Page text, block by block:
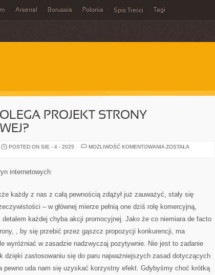
Arsenal Borussia Polonia Spis Treści Tagi
PROJEKT STRONY
POSTED ON SIE - 4 - 2025 MOŻLIWOŚĆ KOMENTOWANIA NA
ZOSTAŁA
internetowych
każdy z nas z całą pewnością zdążył już zauważyć, stały się
– w głównej mierze pełnią one dziś rolę komercyjną,
detalem każdej chyba akcji promocyjnej. Jako że co niemiara de facto
, by się przebić przez gąszcz propozycji konkurencji, ma
wyróżniać w zasadzie nadzwyczaj pozytywnie. Nie jest to zadanie
dzięki zastosowaniu się do paru najważniejszych zasad dotyczących
pewno uda nam się uzyskać korzystny efekt. Gdybyśmy choć krótką